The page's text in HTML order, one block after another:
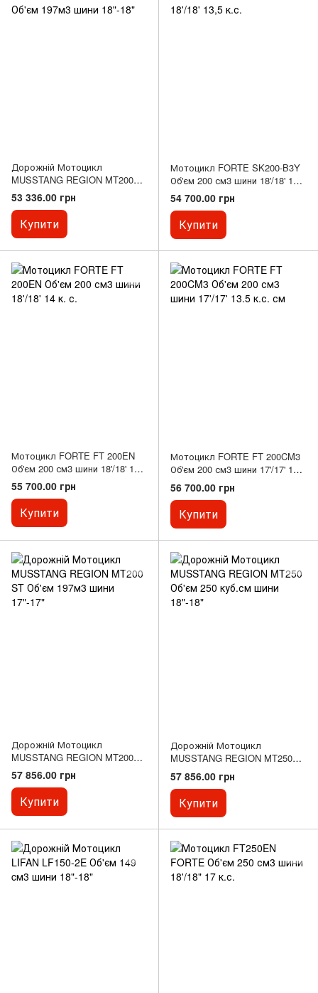
Дорожній Мотоцикл
MUSSTANG REGION MT200
Об'єм 197м3 шини 18"-18"
53 336.00 грн
Купити
Мотоцикл FORTE SK200-B3Y
Об'єм 200 см3 шини 18'/18' 13,5
к.с.
54 700.00 грн
Купити
Мотоцикл FORTE FT 200EN
Об'єм 200 см3 шини 18'/18' 14
к. с.
55 700.00 грн
Купити
Мотоцикл FORTE FT 200CM3
Об'єм 200 см3 шини 17'/17' 13.5
к.с. см
56 700.00 грн
Купити
Дорожній Мотоцикл
MUSSTANG REGION MT200
ST Об'єм 197м3 шини 17"-17"
57 856.00 грн
Купити
Дорожній Мотоцикл
MUSSTANG REGION MT250
Об'єм 250 куб.см шини 18"-18"
57 856.00 грн
Купити